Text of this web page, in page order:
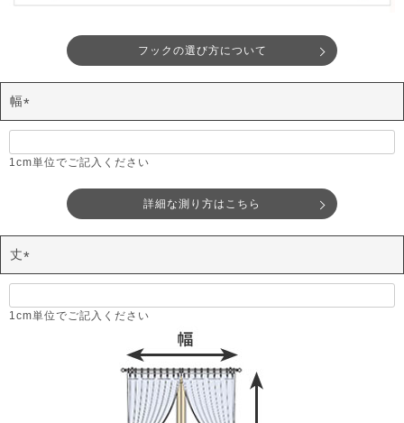
フックの選び方について
幅
(
須
1cm単位でご記入ください
詳細な測り方はこちら
丈
(
須
1cm単位でご記入ください